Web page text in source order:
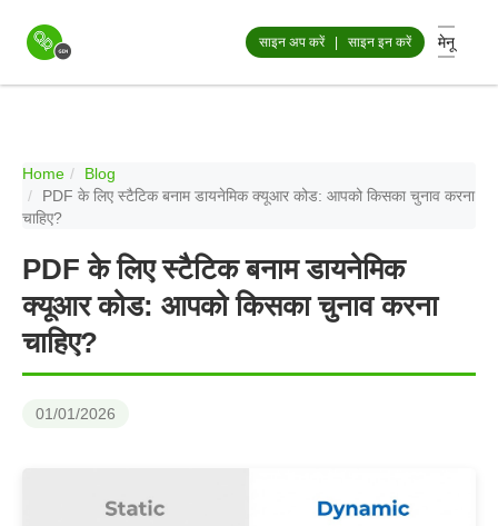
साइन अप करें| साइन इन करें मेनू
Home
Blog
PDF के लिए स्टैटिक बनाम डायनेमिक क्यूआर कोड: आपको किसका चुनाव करना
चाहिए?
PDF के लिए स्टैटिक बनाम डायनेमिक
क्यूआर कोड: आपको किसका चुनाव करना
चाहिए?
01/01/2026